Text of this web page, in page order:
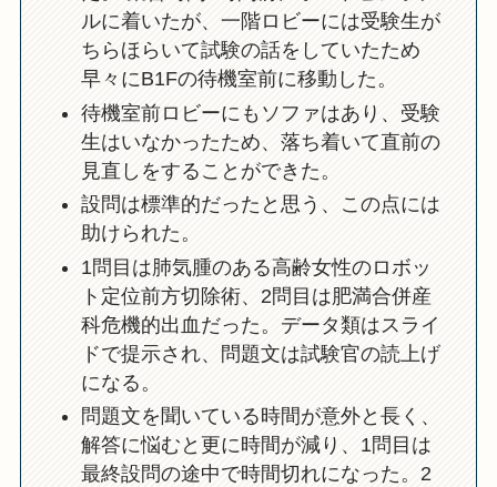
ルに着いたが、一階ロビーには受験生が
ちらほらいて試験の話をしていたため
早々にB1Fの待機室前に移動した。
待機室前ロビーにもソファはあり、受験
生はいなかったため、落ち着いて直前の
見直しをすることができた。
設問は標準的だったと思う、この点には
助けられた。
1問目は肺気腫のある高齢女性のロボッ
ト定位前方切除術、2問目は肥満合併産
科危機的出血だった。データ類はスライ
ドで提示され、問題文は試験官の読上げ
になる。
問題文を聞いている時間が意外と長く、
解答に悩むと更に時間が減り、1問目は
最終設問の途中で時間切れになった。2